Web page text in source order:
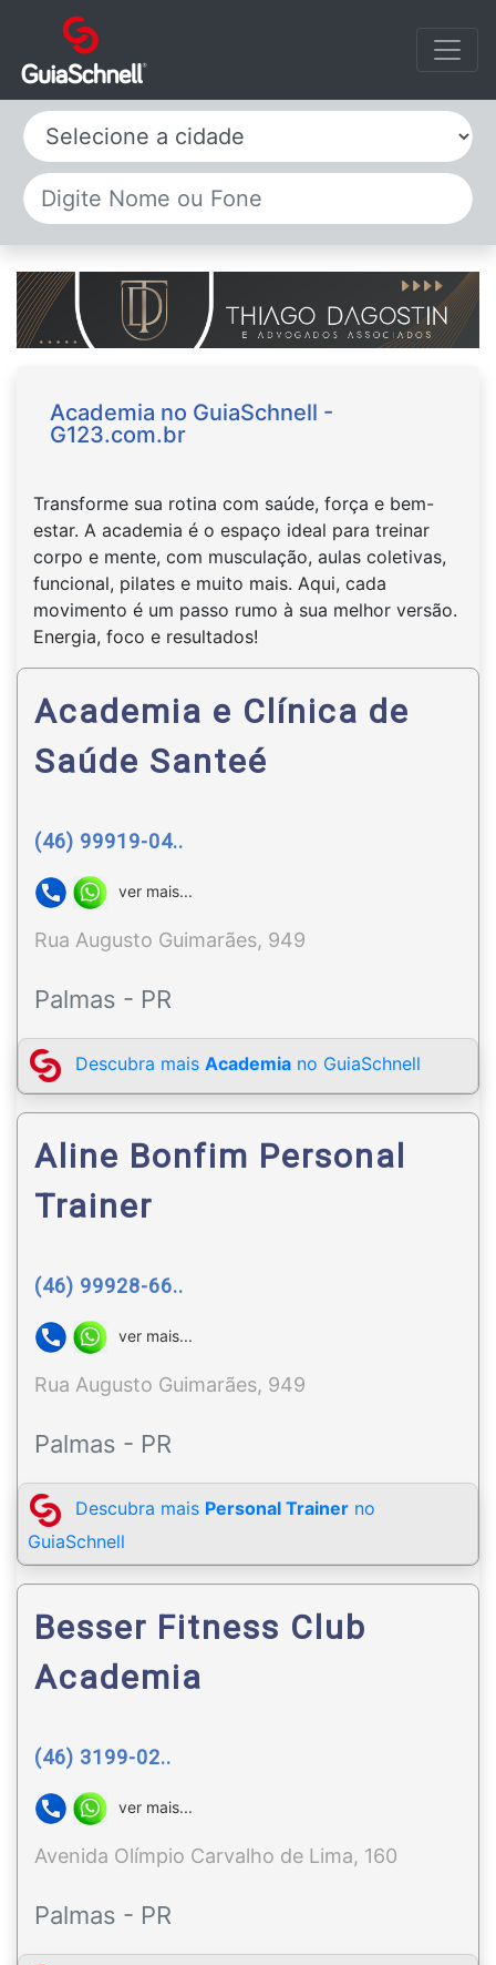
Selecione a cidade
Academia no GuiaSchnell -
G123.com.br
Transforme sua rotina com saúde, força e bem-
estar. A academia é o espaço ideal para treinar
corpo e mente, com musculação, aulas coletivas,
funcional, pilates e muito mais. Aqui, cada
movimento é um passo rumo à sua melhor versão.
Energia, foco e resultados!
Academia e Clínica de
Saúde Santeé
(46) 99919-04..
ver mais...
Rua Augusto Guimarães, 949
Palmas - PR
Descubra mais Academia no GuiaSchnell
Aline Bonfim Personal
Trainer
(46) 99928-66..
ver mais...
Rua Augusto Guimarães, 949
Palmas - PR
Descubra mais Personal Trainer no
GuiaSchnell
Besser Fitness Club
Academia
(46) 3199-02..
ver mais...
Avenida Olímpio Carvalho de Lima, 160
Palmas - PR